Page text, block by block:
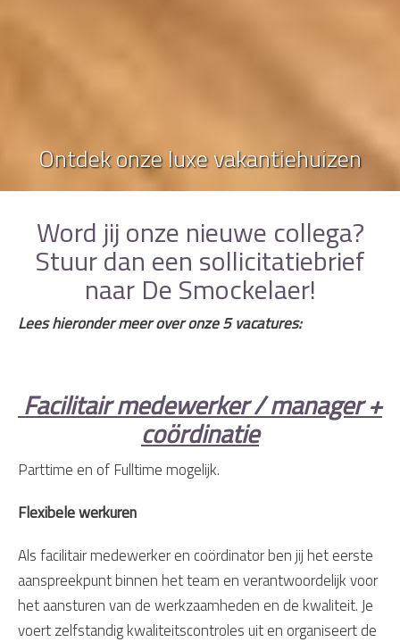
Ontdek onze luxe vakantiehuizen
Word jij onze nieuwe collega?
Stuur dan een sollicitatiebrief
naar De Smockelaer!
Lees hieronder meer over onze 5 vacatures:
Facilitair medewerker / manager +
coördinatie
Parttime en of Fulltime mogelijk.
Flexibele werkuren
Als facilitair medewerker en coördinator ben jij het eerste
aanspreekpunt binnen het team en verantwoordelijk voor
het aansturen van de werkzaamheden en de kwaliteit. Je
voert zelfstandig kwaliteitscontroles uit en organiseert de